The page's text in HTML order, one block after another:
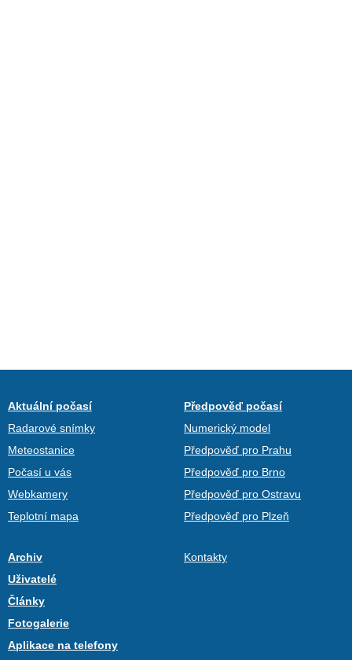
Aktuální počasí
Radarové snímky
Meteostanice
Počasí u vás
Webkamery
Teplotní mapa
Předpověď počasí
Numerický model
Předpověď pro Prahu
Předpověď pro Brno
Předpověď pro Ostravu
Předpověď pro Plzeň
Archiv
Uživatelé
Články
Fotogalerie
Aplikace na telefony
Kontakty